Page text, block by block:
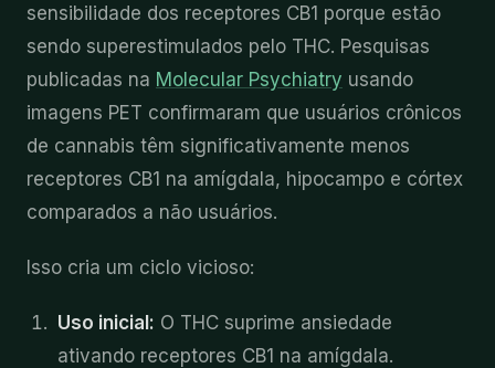
sensibilidade dos receptores CB1 porque estão
sendo superestimulados pelo THC. Pesquisas
publicadas na Molecular Psychiatry usando
imagens PET confirmaram que usuários crônicos
de cannabis têm significativamente menos
receptores CB1 na amígdala, hipocampo e córtex
comparados a não usuários.
Isso cria um ciclo vicioso:
Uso inicial: O THC suprime ansiedade
ativando receptores CB1 na amígdala.